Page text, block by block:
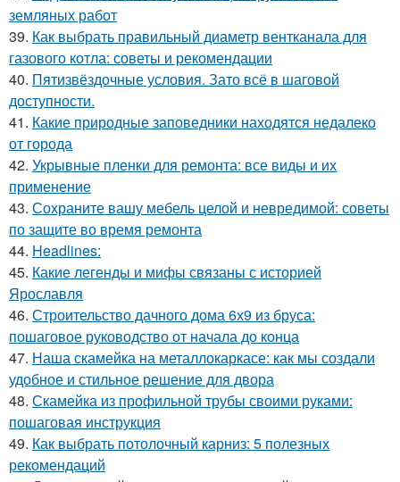
земляных работ
39. Как выбрать правильный диаметр вентканала для
газового котла: советы и рекомендации
40. Пятизвёздочные условия. Зато всё в шаговой
доступности.
41. Какие природные заповедники находятся недалеко
от города
42. Укрывные пленки для ремонта: все виды и их
применение
43. Сохраните вашу мебель целой и невредимой: советы
по защите во время ремонта
44. Headlines:
45. Какие легенды и мифы связаны с историей
Ярославля
46. Строительство дачного дома 6х9 из бруса:
пошаговое руководство от начала до конца
47. Наша скамейка на металлокаркасе: как мы создали
удобное и стильное решение для двора
48. Скамейка из профильной трубы своими руками:
пошаговая инструкция
49. Как выбрать потолочный карниз: 5 полезных
рекомендаций